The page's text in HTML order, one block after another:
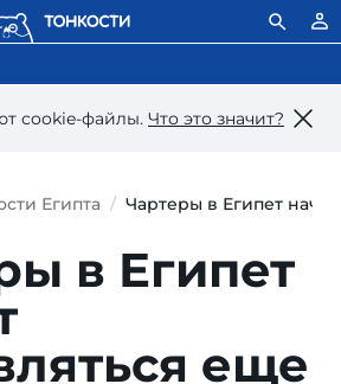
сookie-файлы. Что это значит?
Египта Чартеры в Египет
в Египет
еще